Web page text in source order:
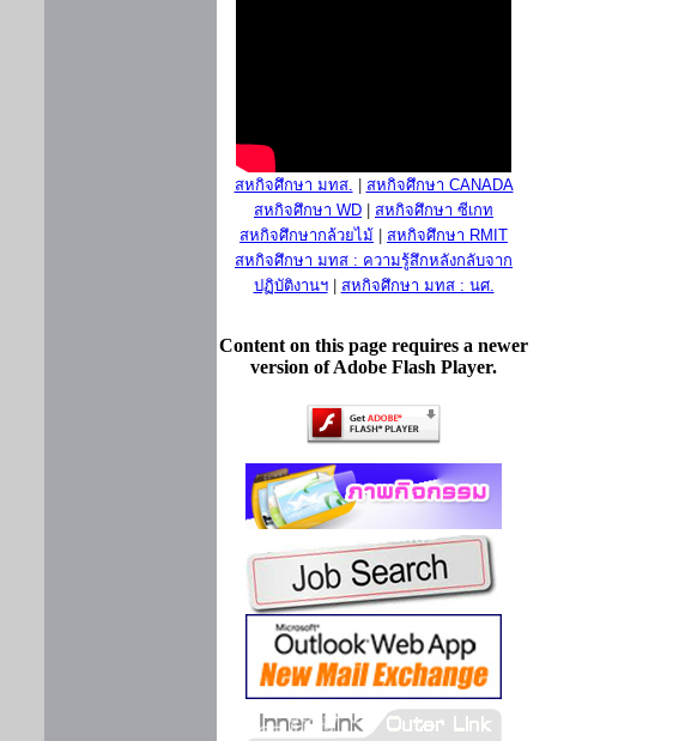
สหกิจศึกษา มทส.
สหกิจศึกษา CANADA
สหกิจศึกษา WD
สหกิจศึกษา ซีเกท
สหกิจศึกษากล้วยไม้
สหกิจศึกษา RMIT
สหกิจศึกษา มทส : ความรู้สึกหลังกลับจาก
ปฏิบัติงานฯ| สหกิจศึกษา มทส : นศ.
Content on this page requires a newer
version of Adobe Flash Player.